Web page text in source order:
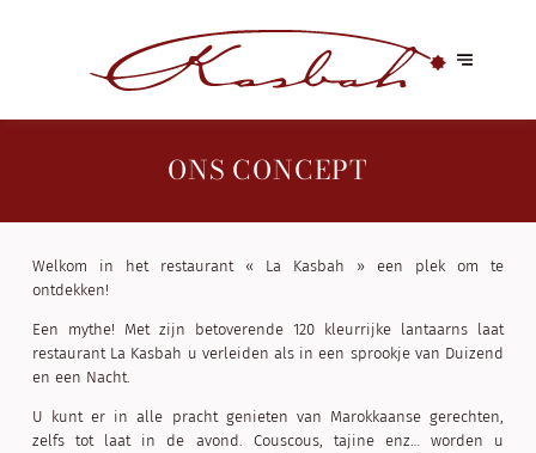
ONS CONCEPT
Welkom in het restaurant « La Kasbah » een plek om te
ontdekken!
Een mythe! Met zijn betoverende 120 kleurrijke lantaarns laat
restaurant La Kasbah u verleiden als in een sprookje van Duizend
en een Nacht.
U kunt er in alle pracht genieten van Marokkaanse gerechten,
zelfs tot laat in de avond. Couscous, tajine enz… worden u